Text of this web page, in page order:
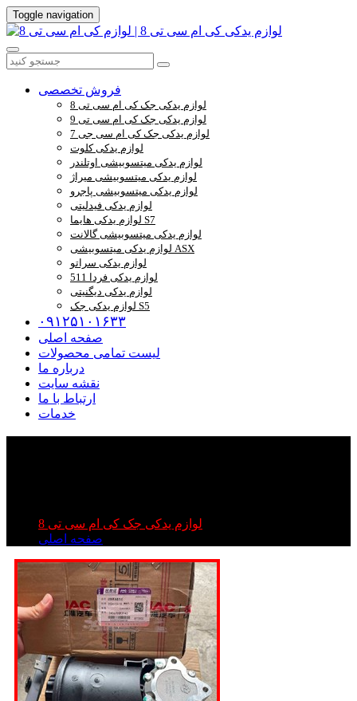
Toggle navigation
فروش تخصصی
لوازم یدکی جک کی ام سی تی 8
لوازم یدکی جک کی ام سی تی 9
لوازم یدکی جک کی ام سی جی 7
لوازم یدکی کلوت
لوازم یدکی میتسوبیشی اوتلندر
لوازم یدکی میتسوبیشی میراژ
لوازم یدکی میتسوبیشی پاجرو
لوازم یدکی فیدلیتی
لوازم یدکی هایما S7
لوازم یدکی میتسوبیشی گالانت
لوازم یدکی میتسوبیشی ASX
لوازم یدکی سراتو
لوازم یدکی فردا 511
لوازم یدکی دیگنیتی
لوازم یدکی جک S5
۰۹۱۲۵۱۰۱۶۳۳
صفحه اصلی
لیست تمامی محصولات
درباره ما
نقشه سایت
ارتباط با ما
خدمات
لوازم یدکی جک کی ام سی تی 8
صفحه اصلی